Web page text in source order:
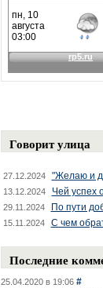
Говорит улица
27.12.2024 "Желаю и
13.12.2024 Чей успех
29.11.2024 По пути
15.11.2024 С чем
Последние
25.04.2020 в 19:06 #